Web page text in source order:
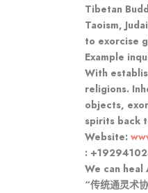
Tibetan
Taoism,
to exorcise
Example
With
religions.
objects,
spirits back
Website:
:
We can heal
“传统通灵术